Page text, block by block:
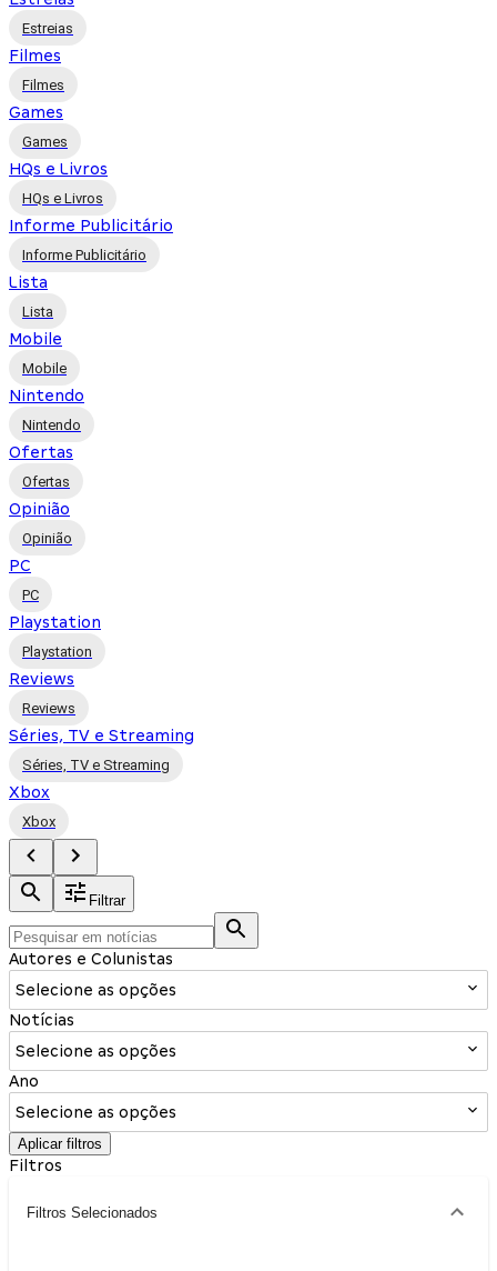
Estreias
Filmes
Filmes
Games
Games
HQs e Livros
HQs e Livros
Informe Publicitário
Informe Publicitário
Lista
Lista
Mobile
Mobile
Nintendo
Nintendo
Ofertas
Ofertas
Opinião
Opinião
PC
PC
Playstation
Playstation
Reviews
Reviews
Séries, TV e Streaming
Séries, TV e Streaming
Xbox
Xbox
Filtrar
Autores e Colunistas
Selecione as opções
Notícias
Selecione as opções
Ano
Selecione as opções
Aplicar filtros
Filtros
Filtros Selecionados